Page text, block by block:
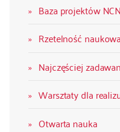
Baza projektów NCN
Rzetelność naukowa
Najczęściej
Warsztaty dla
Otwarta nauka